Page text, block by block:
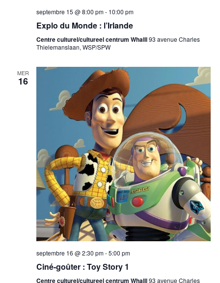
septembre 15 @ 8:00 pm- 10:00 pm
Explo du Monde : l’Irlande
Centre culturel/cultureel centrum Whalll93 avenue Charles
Thielemanslaan, WSP/SPW
MER
16
septembre 16 @ 2:30 pm-5:00 pm
Ciné-goûter : Toy Story 1
Centre culturel/cultureel centrum Whalll93 avenue Charles